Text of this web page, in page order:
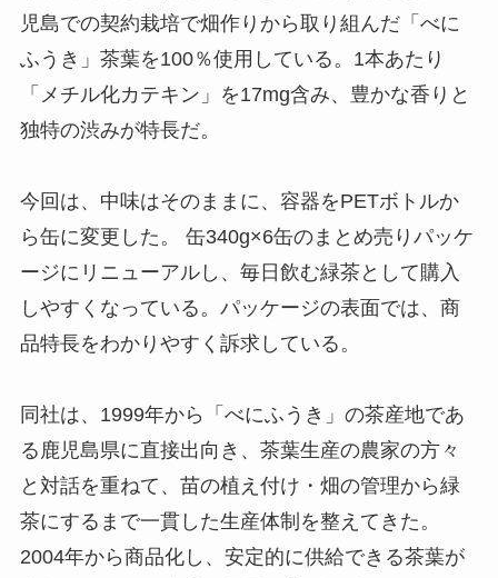
児島での契約栽培で畑作りから取り組んだ「べに
ふうき」茶葉を100％使用している。1本あたり
「メチル化カテキン」を17mg含み、豊かな香りと
独特の渋みが特長だ。
今回は、中味はそのままに、容器をPETボトルか
ら缶に変更した。 缶340g×6缶のまとめ売りパッケ
ージにリニューアルし、毎日飲む緑茶として購入
しやすくなっている。パッケージの表面では、商
品特長をわかりやすく訴求している。
同社は、1999年から「べにふうき」の茶産地であ
る鹿児島県に直接出向き、茶葉生産の農家の方々
と対話を重ねて、苗の植え付け・畑の管理から緑
茶にするまで一貫した生産体制を整えてきた。
2004年から商品化し、安定的に供給できる茶葉が